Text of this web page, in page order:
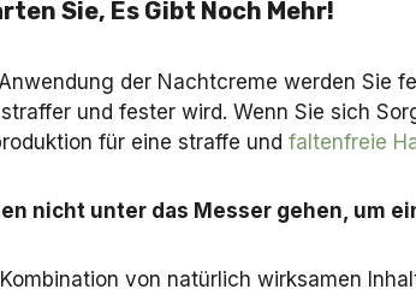
Sie, Es Gibt Noch Mehr!
der Nachtcreme werden Sie
straffer und fester wird. Wenn Sie sich
für eine straffe und faltenfreie
nicht unter das Messer gehen, um
von natürlich wirksamen